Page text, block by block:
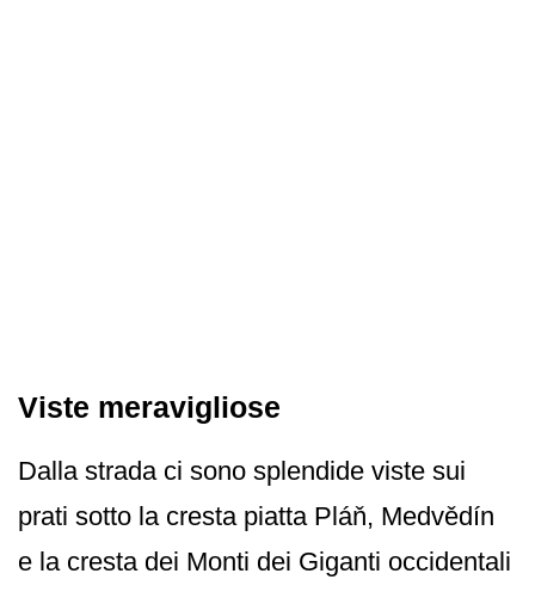
Viste meravigliose
Dalla strada ci sono splendide viste sui
prati sotto la cresta piatta Pláň, Medvědín
e la cresta dei Monti dei Giganti occidentali